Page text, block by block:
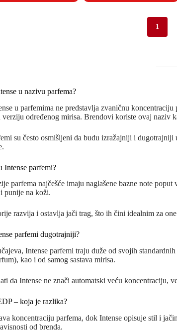
1
u nazivu parfema?
u parfemima ne predstavlja zvaničnu
određenog mirisa. Brendovi koriste ovaj naziv
su često osmišljeni da budu izražajniji i
Intense parfemi?
parfema najčešće imaju naglašene bazne note
punije na koži.
razvija i ostavlja jači trag, što ih čini idealnim za
parfemi dugotrajniji?
Intense parfemi traju duže od svojih
kao i od samog sastava mirisa.
da Intense ne znači automatski veću koncentraciju,
– koja je razlika?
koncentraciju parfema, dok Intense opisuje stil i
od brenda.